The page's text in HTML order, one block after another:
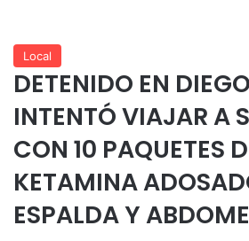
Local
DETENIDO EN
INTENTÓ VIAJAR A
CON 10 PAQUETES
KETAMINA
ESPALDA Y